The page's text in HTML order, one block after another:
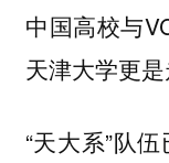
中国高校与
天津大学更是
“天大系”队